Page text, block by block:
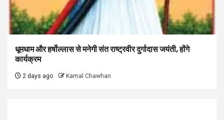
धूमधाम और हर्षोल्लास से मनेगी संत राष्ट्रवीर दुर्गादास जयंती, होंगे
कार्यक्रम
2 days ago Kamal Chawhan